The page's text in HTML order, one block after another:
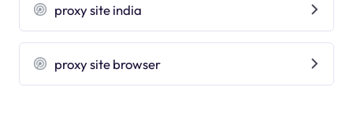
proxy site india
proxy site browser